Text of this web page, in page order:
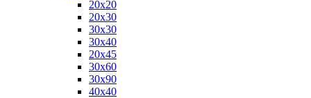
20х20
20х30
30х30
30х40
20х45
30х60
30х90
40х40